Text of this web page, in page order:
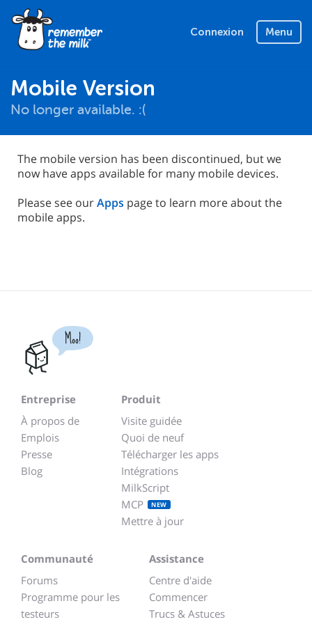
Connexion Menu
Mobile Version
No longer available. :(
The mobile version has been discontinued, but we
now have apps available for many mobile devices.
Please see ourApps page to learn more about the
mobile apps.
Moo!
Entreprise
À propos de
Emplois
Presse
Blog
Produit
Visite guidée
Quoi de neuf
Télécharger les apps
Intégrations
MilkScript
MCP
NEW
Mettre à jour
Communauté
Forums
Programme pour les
testeurs
Assistance
Centre d'aide
Commencer
Trucs & Astuces